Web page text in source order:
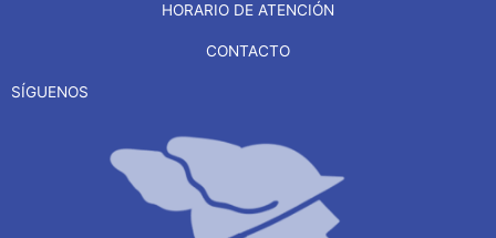
HORARIO DE ATENCIÓN
CONTACTO
SÍGUENOS